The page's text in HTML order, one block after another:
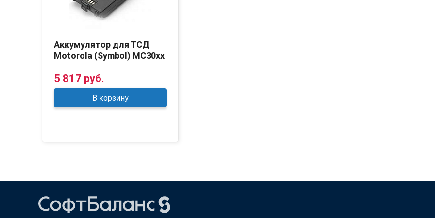
Аккумулятор для ТСД
Motorola (Symbol) MC30xx
5 817 руб.
В корзину